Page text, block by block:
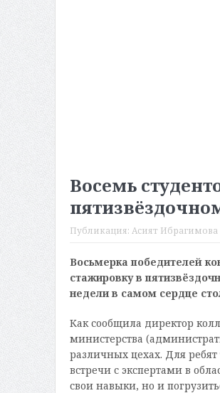
Восемь
Публикация: Асият Ибрагимова
Восьмерка победителей
стажировку в
недели в самом сердце
Как сообщила директор
министерства
различных цехах. Для
встречи с экспертами в
свои навыки, но и